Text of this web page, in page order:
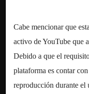
Cabe mencionar que
activo de YouTube que
Debido a que el
plataforma es contar
reproducción durante el